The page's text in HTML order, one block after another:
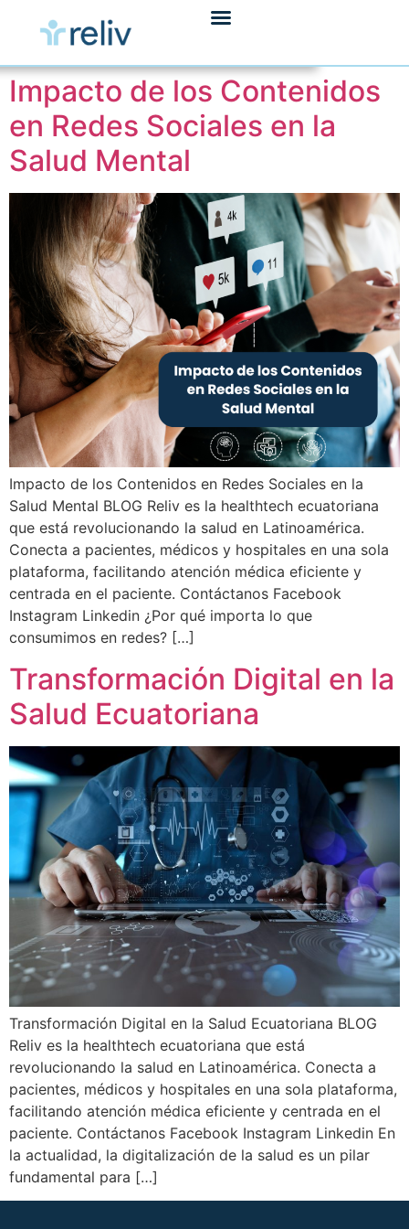
Impacto de los Contenidos
en Redes Sociales en la
Salud Mental
Impacto de los Contenidos en Redes Sociales en la
Salud Mental BLOG Reliv es la healthtech ecuatoriana
que está revolucionando la salud en Latinoamérica.
Conecta a pacientes, médicos y hospitales en una sola
plataforma, facilitando atención médica eficiente y
centrada en el paciente. Contáctanos Facebook
Instagram Linkedin ¿Por qué importa lo que
consumimos en redes? […]
Transformación Digital en la
Salud Ecuatoriana
Transformación Digital en la Salud Ecuatoriana BLOG
Reliv es la healthtech ecuatoriana que está
revolucionando la salud en Latinoamérica. Conecta a
pacientes, médicos y hospitales en una sola plataforma,
facilitando atención médica eficiente y centrada en el
paciente. Contáctanos Facebook Instagram Linkedin En
la actualidad, la digitalización de la salud es un pilar
fundamental para […]